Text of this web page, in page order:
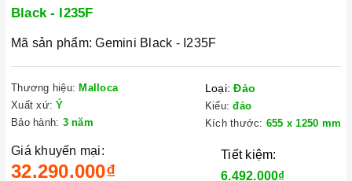
Black - I235F
Mã sản phẩm: Gemini Black - I235F
Thương hiệu: Malloca
Xuất xứ: Ý
Bảo hành: 3 năm
Loại: Đảo
Kiểu: đảo
Kích thước: 655 x 1250 mm
Giá khuyến mại:
32.290.000₫
Tiết kiệm:
6.492.000₫